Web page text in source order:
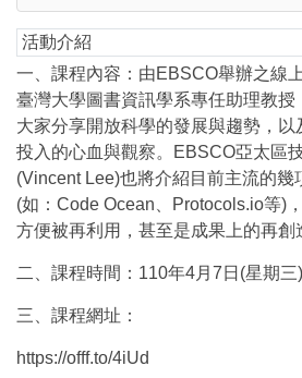
活動介紹
一、課程內容：由EBSCO舉辦之線
臺灣大學圖書資訊學系專任助理教授
大家分享開放科學的發展與趨勢，
投入的心血與觀察。EBSCO亞太區
(Vincent Lee)也將介紹目前主流的幾
(如：Code Ocean、Protocols.io等)
方便被再利用，甚至是成果上的再創
二、課程時間：110年4月7日(星期
三、課程網址：
https://offf.to/4iUd